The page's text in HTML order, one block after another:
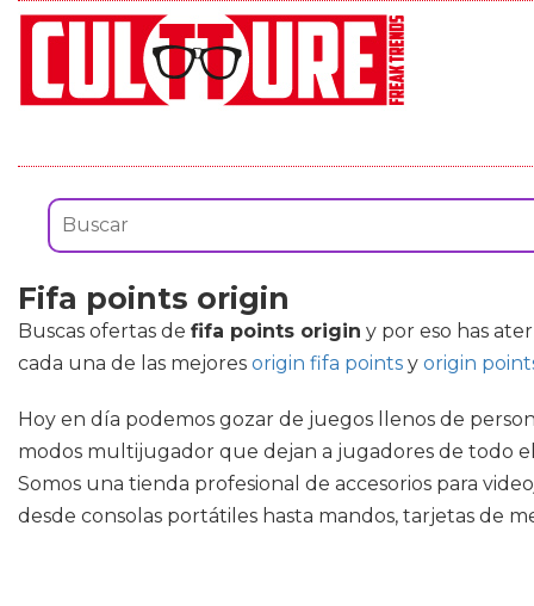
Fifa points origin
Buscas ofertas de fifa points origin y por eso has
cada una de las mejores origin fifa points y origin
Hoy en día podemos gozar de juegos llenos de
modos multijugador que dejan a jugadores de todo
Somos una tienda profesional de accesorios para
desde consolas portátiles hasta mandos, tarjetas de